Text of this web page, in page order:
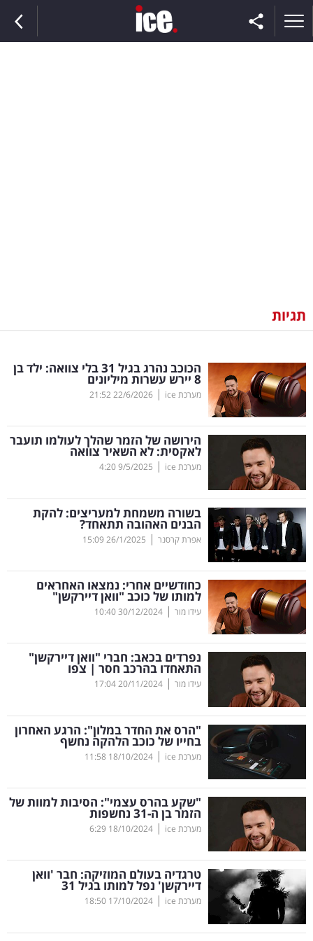
וצרכנות
דיגיטל
וטק
שיווק
ופרסום
משפט
מדדים
ומחקרים
דעות
רכילות
עסקית
קריפטו
ויראלי
טלוויזיה
עסקי
ספורט
קריירה
ולימודים
מינויים
רייטינג
רכב
תגיות
הכוכב נהרג בגיל 31 בלי צוואה: ילד בן
8 יירש עשרות מיליונים
מערכת ice |
22/6/2026
21:52
הירושה של הזמר שהלך לעולמו תועבר
לאקסית: לא השאיר צוואה
מערכת ice |
9/5/2025
4:20
בשורה משמחת למעריצים: להקת
הבנים האהובה תתאחד?
אפרת קרסנר |
26/1/2025
15:09
כחודשיים אחרי: נמצאו האחראים
למותו של כוכב "וואן דיירקשן"
עידו מור |
30/12/2024
10:40
נפרדים בכאב: חברי "וואן דיירקשן"
התאחדו בהרכב חסר | צפו
עידו מור |
20/11/2024
17:04
"הרס את החדר במלון": הרגע האחרון
בחייו של כוכב הלהקה נחשף
מערכת ice |
18/10/2024
11:58
"שקע בהרס עצמי": הסיבות למוות של
הזמר בן ה-31 נחשפות
מערכת ice |
18/10/2024
6:29
טרגדיה בעולם המוזיקה: חבר 'וואן
דיירקשן' נפל למותו בגיל 31
מערכת ice |
17/10/2024
18:50